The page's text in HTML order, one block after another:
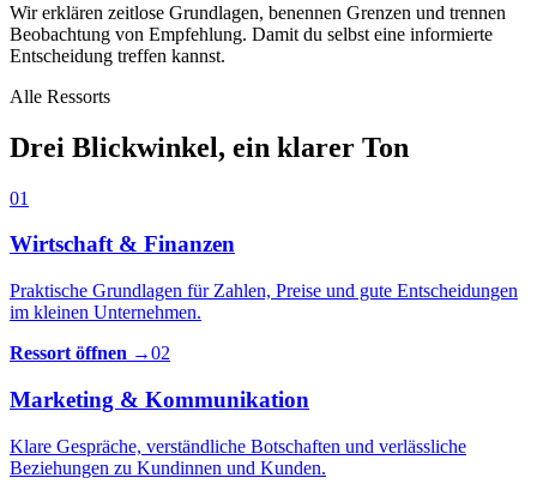
Wir erklären zeitlose Grundlagen, benennen Grenzen und trennen
Beobachtung von Empfehlung. Damit du selbst eine informierte
Entscheidung treffen kannst.
Alle Ressorts
Drei Blickwinkel, ein klarer Ton
01
Wirtschaft & Finanzen
Praktische Grundlagen für Zahlen, Preise und gute Entscheidungen
im kleinen Unternehmen.
Ressort öffnen →02
Marketing & Kommunikation
Klare Gespräche, verständliche Botschaften und verlässliche
Beziehungen zu Kundinnen und Kunden.